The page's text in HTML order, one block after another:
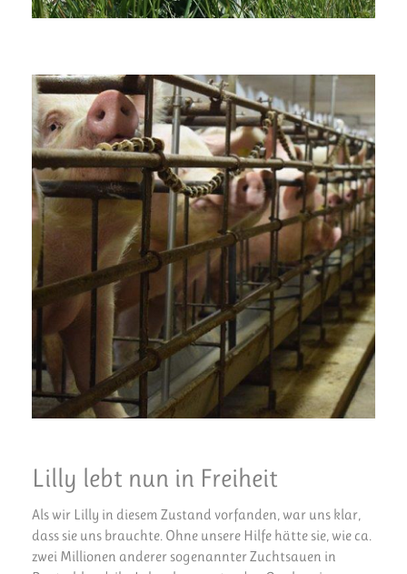
Lilly lebt nun in Freiheit
Als wir Lilly in diesem Zustand vorfanden, war uns klar,
dass sie uns brauchte. Ohne unsere Hilfe hätte sie, wie ca.
zwei Millionen anderer sogenannter Zuchtsauen in